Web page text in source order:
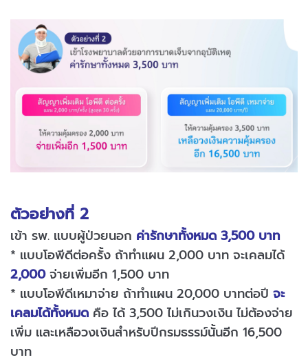
ตัวอย่างที่ 2
เข้า รพ. แบบผู้ป่วยนอก ค่ารักษาทั้งหมด 3,500 บาท
* แบบโอพีดีต่อครั้ง ถ้าทำแผน 2,000 บาท จะเคลมได้
2,000จ่ายเพิ่มอีก 1,500 บาท
* แบบโอพีดีเหมาจ่าย ถ้าทำแผน 20,000 บาทต่อปี จะ
เคลมได้ทั้งหมด คือ ได้ 3,500 ไม่เกินวงเงิน ไม่ต้องจ่าย
เพิ่ม และเหลือวงเงินสำหรับปีกรมธรรม์นั้นอีก 16,500
บาท